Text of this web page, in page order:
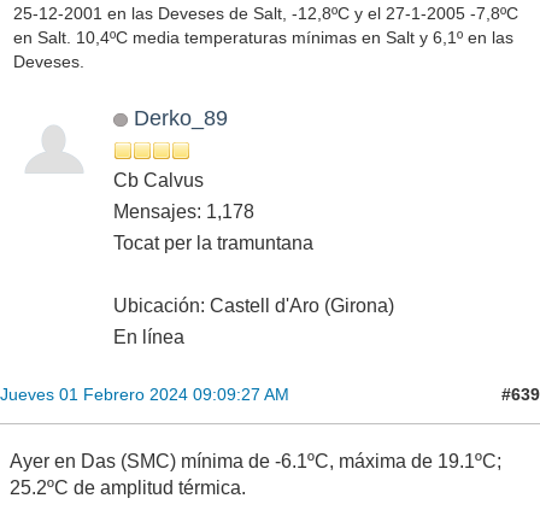
25-12-2001 en las Deveses de Salt, -12,8ºC y el 27-1-2005 -7,8ºC
en Salt. 10,4ºC media temperaturas mínimas en Salt y 6,1º en las
Deveses.
Derko_89
Cb Calvus
Mensajes: 1,178
Tocat per la tramuntana
Ubicación: Castell d'Aro (Girona)
En línea
Jueves 01 Febrero 2024 09:09:27 AM #639
Ayer en Das (SMC) mínima de -6.1ºC, máxima de 19.1ºC;
25.2ºC de amplitud térmica.